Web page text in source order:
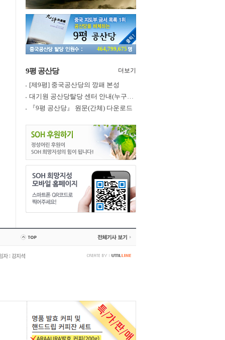
464,799,675
9평 공산당 더보기
[제9평] 중국공산당의 깡패 본성
대기원 공산당탈당 센터 안내(누구나 쉽게 退黨, 退團, 退隊 가능)
『9평 공산당』 원문(간체) 다운로드